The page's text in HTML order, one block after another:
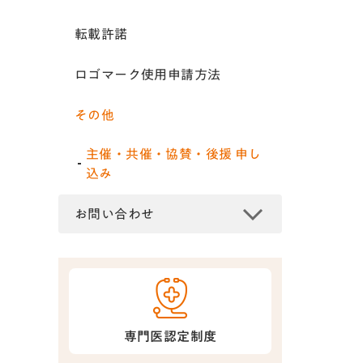
転載許諾
ロゴマーク使用申請方法
その他
主催・共催・協賛・後援 申し
込み
お問い合わせ
専門医認定制度